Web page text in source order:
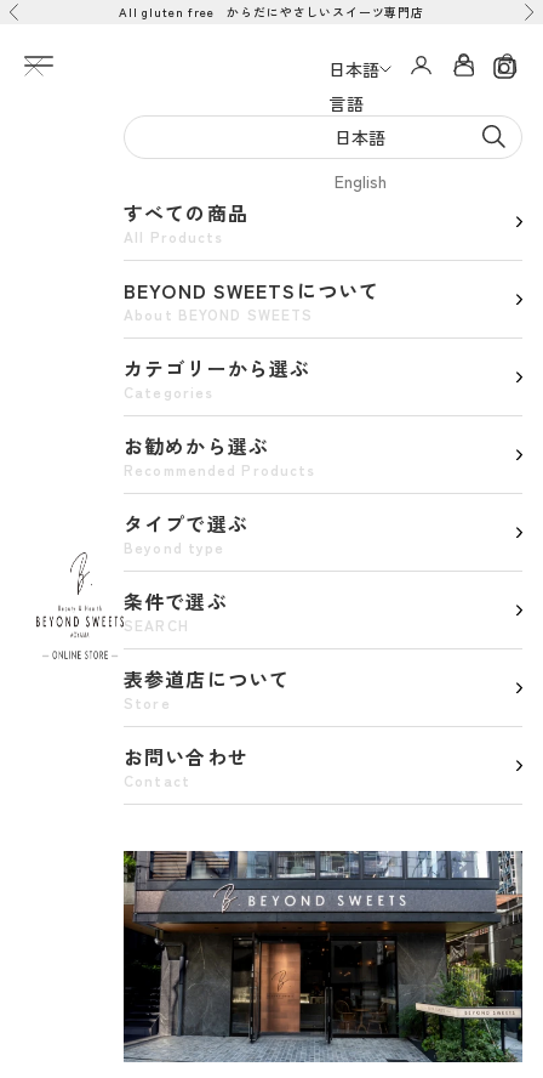
コンテンツへスキップ
前へ All gluten free からだにやさしいスイーツ専門店 次
BEYOND SWEETS公式サイト（ビヨンドスイーツ）
アカウン
カー
メニューを開く
日本語
言語
日本語
English
すべての商品
All Products
BEYOND SWEETSについて
About BEYOND SWEETS
カテゴリーから選ぶ
Categories
お勧めから選ぶ
Recommended Products
タイプで選ぶ
Beyond type
条件で選ぶ
SEARCH
表参道店について
Store
お問い合わせ
Contact